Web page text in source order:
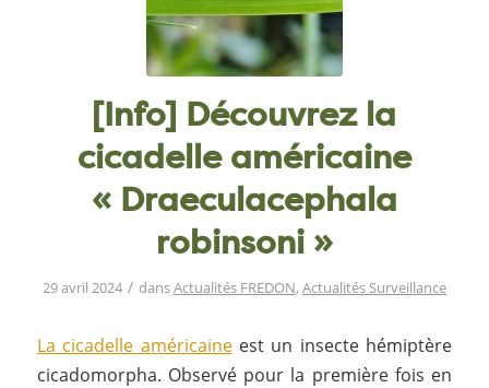
[Info] Découvrez la
cicadelle américaine
« Draeculacephala
robinsoni »
29 avril 2024 / dansActualités FREDON, Actualités Surveillance
La cicadelle américaineest un insecte hémiptère
cicadomorpha. Observé pour la première fois en